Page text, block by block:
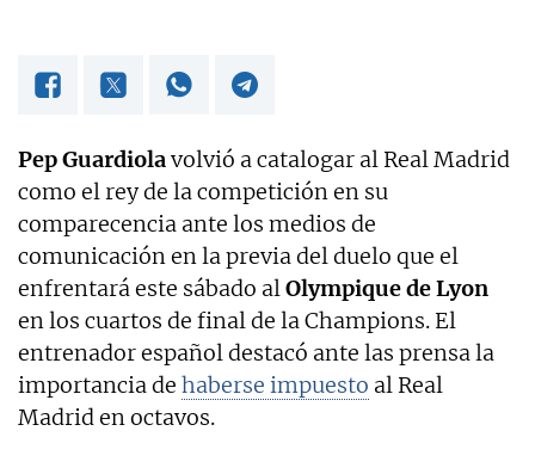
Pep Guardiolavolvió a catalogar al Real Madrid
como el rey de la competición en su
comparecencia ante los medios de
comunicación en la previa del duelo que el
enfrentará este sábado alOlympique de Lyon
en los cuartos de final de la Champions. El
entrenador español destacó ante las prensa la
importancia de haberse impuesto al Real
Madrid en octavos.